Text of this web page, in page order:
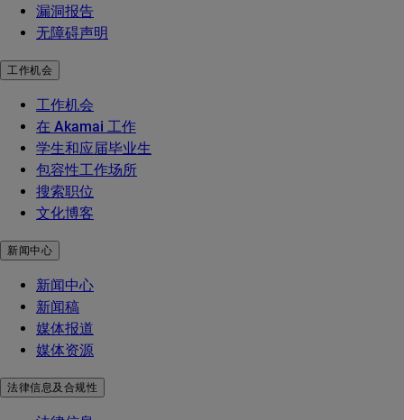
漏洞报告
无障碍声明
工作机会
工作机会
在 Akamai 工作
学生和应届毕业生
包容性工作场所
搜索职位
文化博客
新闻中心
新闻中心
新闻稿
媒体报道
媒体资源
法律信息及合规性